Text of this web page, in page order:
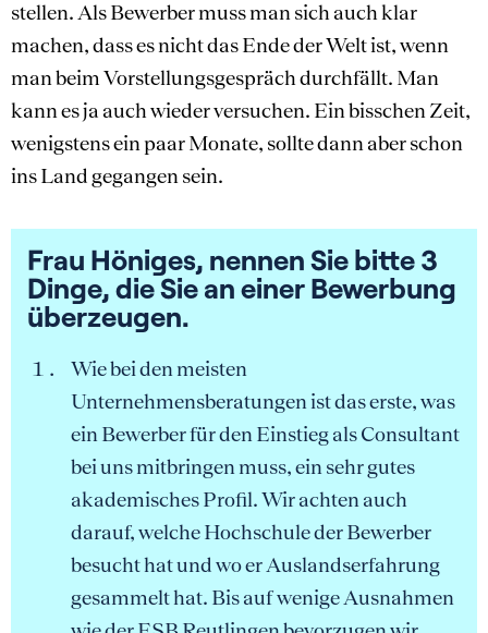
stellen. Als Bewerber muss man sich auch klar
machen, dass es nicht das Ende der Welt ist, wenn
man beim Vorstellungsgespräch durchfällt. Man
kann es ja auch wieder versuchen. Ein bisschen Zeit,
wenigstens ein paar Monate, sollte dann aber schon
ins Land gegangen sein.
Frau Höniges, nennen Sie bitte 3
Dinge, die Sie an einer Bewerbung
überzeugen.
Wie bei den meisten
Unternehmensberatungen ist das erste, was
ein Bewerber für den Einstieg als Consultant
bei uns mitbringen muss, ein sehr gutes
akademisches Profil. Wir achten auch
darauf, welche Hochschule der Bewerber
besucht hat und wo er Auslandserfahrung
gesammelt hat. Bis auf wenige Ausnahmen